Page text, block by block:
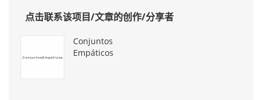
点击联系该项目/文章的创作/分享者
Conjuntos
Empáticos